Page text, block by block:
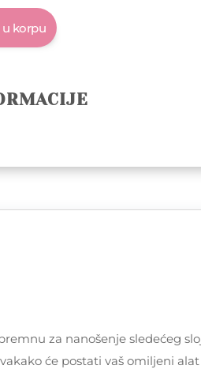
korpu
za nanošenje sledećeg
će postati vaš omiljeni